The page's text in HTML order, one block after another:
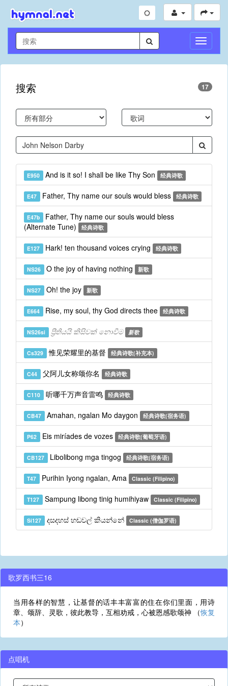
切
换
导
搜索 17
E950 And is it so! I shall be like Thy Son 经典诗歌
E47 Father, Thy name our souls would bless 经典诗歌
E47b Father, Thy name our souls would bless
(Alternate Tune)
经典诗歌
E127 Hark! ten thousand voices crying 经典诗歌
NS26 O the joy of having nothing 新歌
NS27 Oh! the joy 新歌
E664 Rise, my soul, thy God directs thee 经典诗歌
NS26si ප්‍රීතියයි කිසිවක් නොවීම 新歌
Cs329 惟见荣耀里的基督 经典诗歌(补充本)
C44 父阿儿女称颂你名 经典诗歌
C110 听哪千万声音雷鸣 经典诗歌
CB47 Amahan, ngalan Mo daygon 经典诗歌(宿务语)
P62 Eis miríades de vozes 经典诗歌(葡萄牙语)
CB127 Libolibong mga tingog 经典诗歌(宿务语)
T47 Purihin Iyong ngalan, Ama Classic (Filipino)
T127 Sampung libong tinig humihiyaw Classic (Filipino)
Si127 දසදහස් හඬවල් කියන්නේ Classic (僧伽罗语)
歌罗西书三16
当用各样的智慧，让基督的话丰丰富富的住在你们里面，用诗
章、颂辞、灵歌，彼此教导，互相劝戒，心被恩感歌颂神 （恢复
本）
点唱机